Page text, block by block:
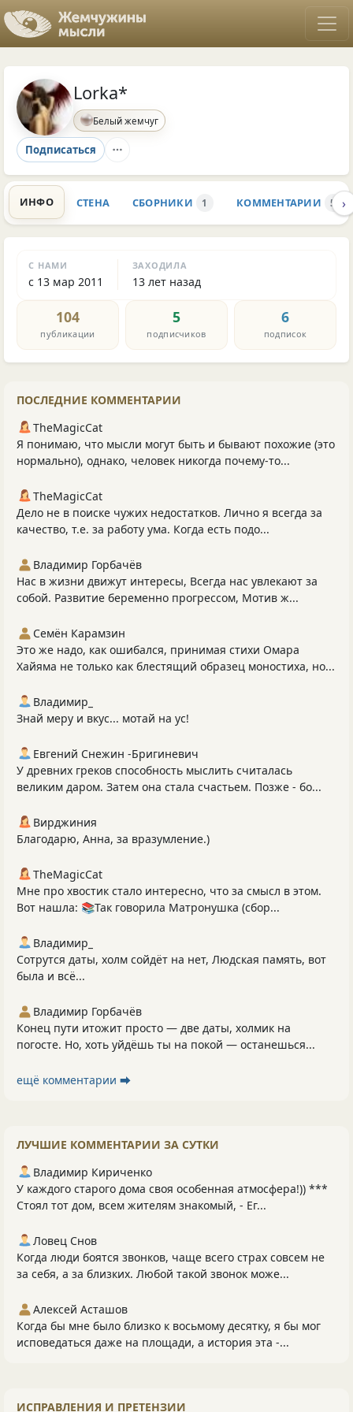
Lorka*
Белый жемчуг
Подписаться
ИНФО СТЕНА СБОРНИКИ 1 КОММЕНТАРИИ 5 ›
С НАМИ
с 13 мар 2011
ЗАХОДИЛА
13 лет назад
104
публикации
5
подписчиков
6
подписок
ПОСЛЕДНИЕ КОММЕНТАРИИ
TheMagicCat
Я понимаю, что мысли могут быть и бывают похожие (это
нормально), однако, человек никогда почему-то...
TheMagicCat
Дело не в поиске чужих недостатков. Лично я всегда за
качество, т.е. за работу ума. Когда есть подо...
Владимир Горбачёв
Нас в жизни движут интересы, Всегда нас увлекают за
собой. Развитие беременно прогрессом, Мотив ж...
Семён Карамзин
Это же надо, как ошибался, принимая стихи Омара
Хайяма не только как блестящий образец моностиха, но...
Владимир_
Знай меру и вкус... мотай на ус!
Евгений Снежин -Бригиневич
У древних греков способность мыслить считалась
великим даром. Затем она стала счастьем. Позже - бо...
Вирджиния
Благодарю, Анна, за вразумление.)
TheMagicCat
Мне про хвостик стало интересно, что за смысл в этом.
Вот нашла: 📚Так говорила Матронушка (сбор...
Владимир_
Сотрутся даты, холм сойдёт на нет, Людская память, вот
была и всё...
Владимир Горбачёв
Конец пути итожит просто — две даты, холмик на
погосте. Но, хоть уйдёшь ты на покой — останешься...
ещё комментарии ⮕
ЛУЧШИЕ КОММЕНТАРИИ ЗА СУТКИ
Владимир Кириченко
У каждого старого дома своя особенная атмосфера!)) ***
Стоял тот дом, всем жителям знакомый, - Ег...
Ловец Снов
Когда люди боятся звонков, чаще всего страх совсем не
за себя, а за близких. Любой такой звонок може...
Алексей Асташов
Когда бы мне было близко к восьмому десятку, я бы мог
исповедаться даже на площади, а история эта -...
ИСПРАВЛЕНИЯ И ПРЕТЕНЗИИ